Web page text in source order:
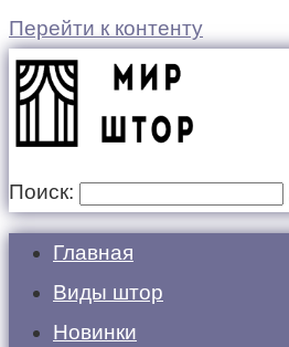
Перейти к контенту
Поиск:
Главная
Виды штор
Новинки